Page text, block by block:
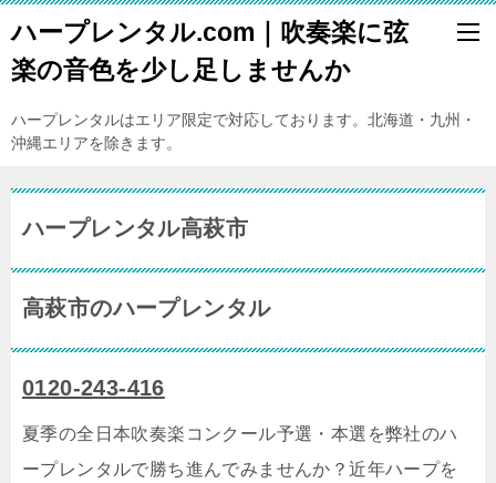
ハープレンタル.com｜吹奏楽に弦
楽の音色を少し足しませんか
ハープレンタルはエリア限定で対応しております。北海道・九州・
沖縄エリアを除きます。
ハープレンタル高萩市
高萩市のハープレンタル
0120-243-416
夏季の全日本吹奏楽コンクール予選・本選を弊社のハ
ープレンタルで勝ち進んでみませんか？近年ハープを